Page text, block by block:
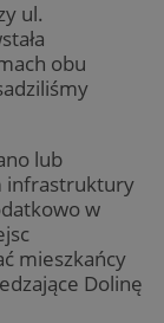
ul.
obu
lub
infrastruktury
w
mieszkańcy
Dolinę